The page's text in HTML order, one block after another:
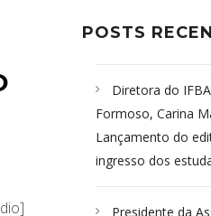
POSTS
Diretora do
Formoso, Carina
Lançamento do
ingresso dos
Presidente da